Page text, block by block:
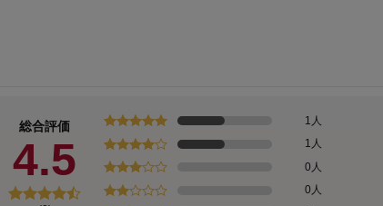
総合評価
4.5
1人
1人
0人
0人